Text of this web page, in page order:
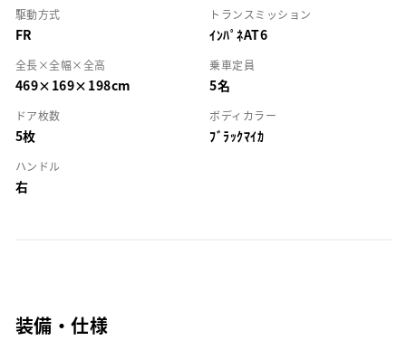
駆動方式
FR
トランスミッション
ｲﾝﾊﾟﾈAT6
全長×全幅×全高
469×169×198cm
乗車定員
5名
ドア枚数
5枚
ボディカラー
ﾌﾞﾗｯｸﾏｲｶ
ハンドル
右
装備・仕様